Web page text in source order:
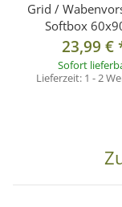
Grid /
Softbox
23,99 €
Sofort
Lieferzeit: 1 - 2